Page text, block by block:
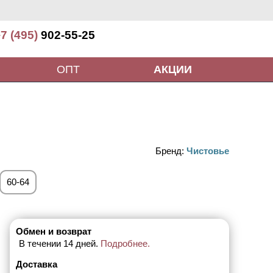
(495) 902-55-25
ОПТ АКЦИИ
Бренд: Чистовье
60-64
Обмен и возврат
В течении 14 дней. Подробнее.
Доставка